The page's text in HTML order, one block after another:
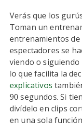
Verás que los
Toman un
entrenamientos de
espectadores se
viendo o
lo que facilita la
explicativos
90 segundos. Si
divídelo en clips
en una sola